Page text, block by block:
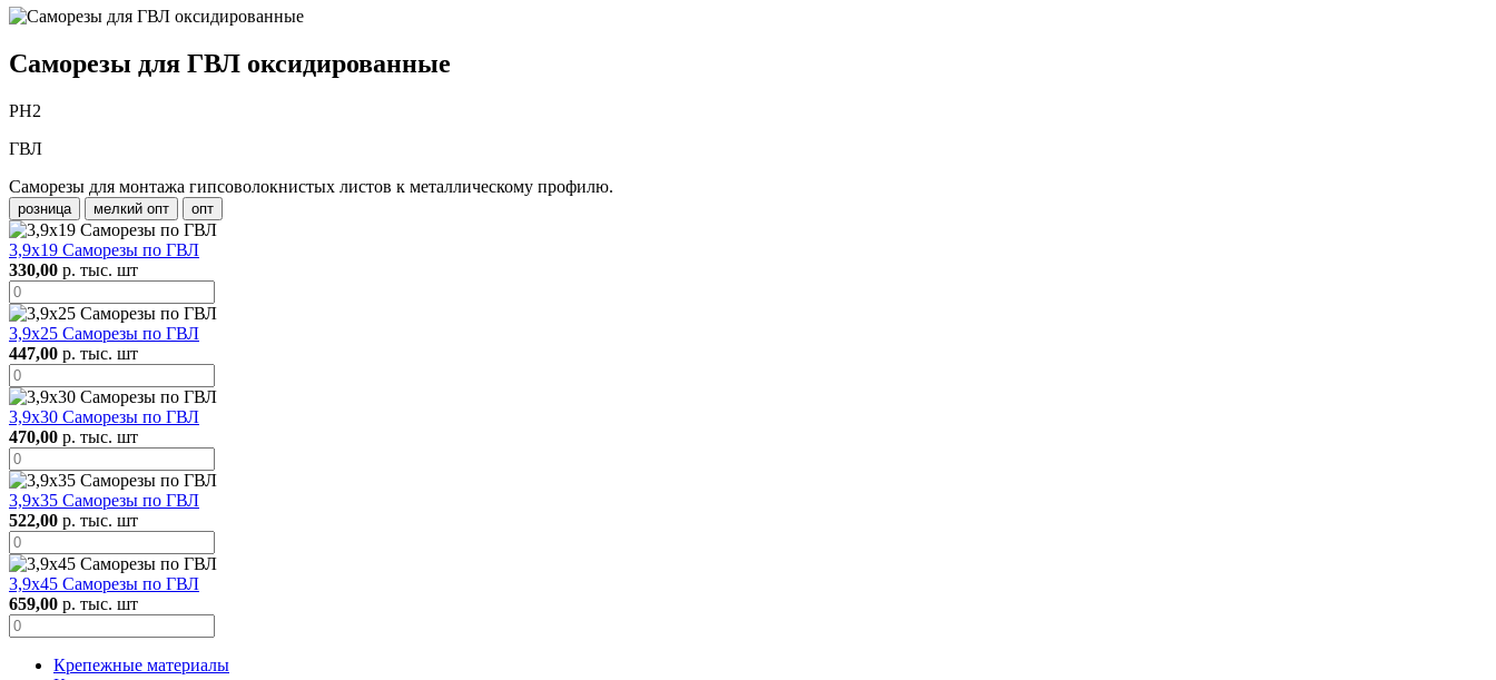
Саморезы для ГВЛ оксидированные
PH2
ГВЛ
Саморезы для монтажа гипсоволокнистых листов к металлическому профилю.
розница мелкий опт опт
3,9х19 Саморезы по ГВЛ
330,00 р. тыс. шт
3,9х25 Саморезы по ГВЛ
447,00 р. тыс. шт
3,9х30 Саморезы по ГВЛ
470,00 р. тыс. шт
3,9х35 Саморезы по ГВЛ
522,00 р. тыс. шт
3,9х45 Саморезы по ГВЛ
659,00 р. тыс. шт
Крепежные материалы